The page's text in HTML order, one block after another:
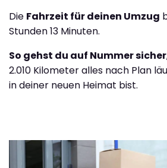
Die Fahrzeit für deinen Umzug
Stunden 13 Minuten.
So gehst du auf Nummer sicher
2.010 Kilometer alles nach Plan
in deiner neuen Heimat bist.